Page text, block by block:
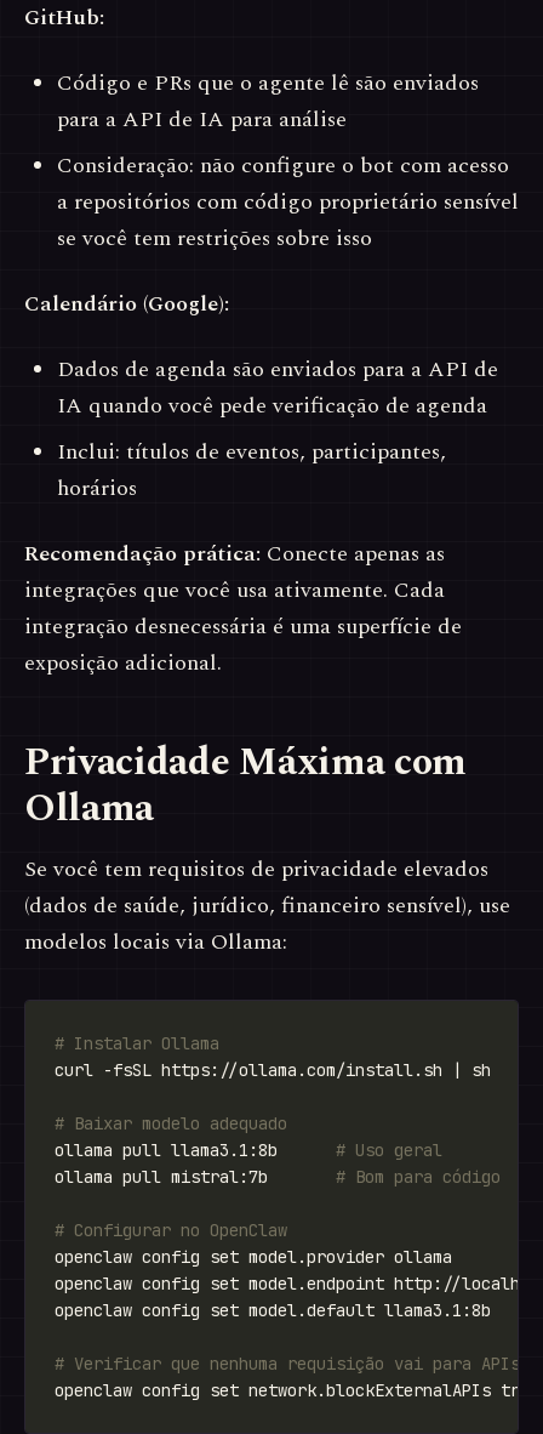
GitHub:
Código e PRs que o agente lê são enviados
para a API de IA para análise
Consideração: não configure o bot com acesso
a repositórios com código proprietário sensível
se você tem restrições sobre isso
Calendário (Google):
Dados de agenda são enviados para a API de
IA quando você pede verificação de agenda
Inclui: títulos de eventos, participantes,
horários
Recomendação prática: Conecte apenas as
integrações que você usa ativamente. Cada
integração desnecessária é uma superfície de
exposição adicional.
Privacidade Máxima com
Ollama
Se você tem requisitos de privacidade elevados
(dados de saúde, jurídico, financeiro sensível), use
modelos locais via Ollama:
# Instalar Ollama
# Baixar modelo adequado
ollama pull llama3.1:8b # Uso geral
ollama pull mistral:7b # Bom para código
# Configurar no OpenClaw
# Verificar que nenhuma requisição vai para APIs